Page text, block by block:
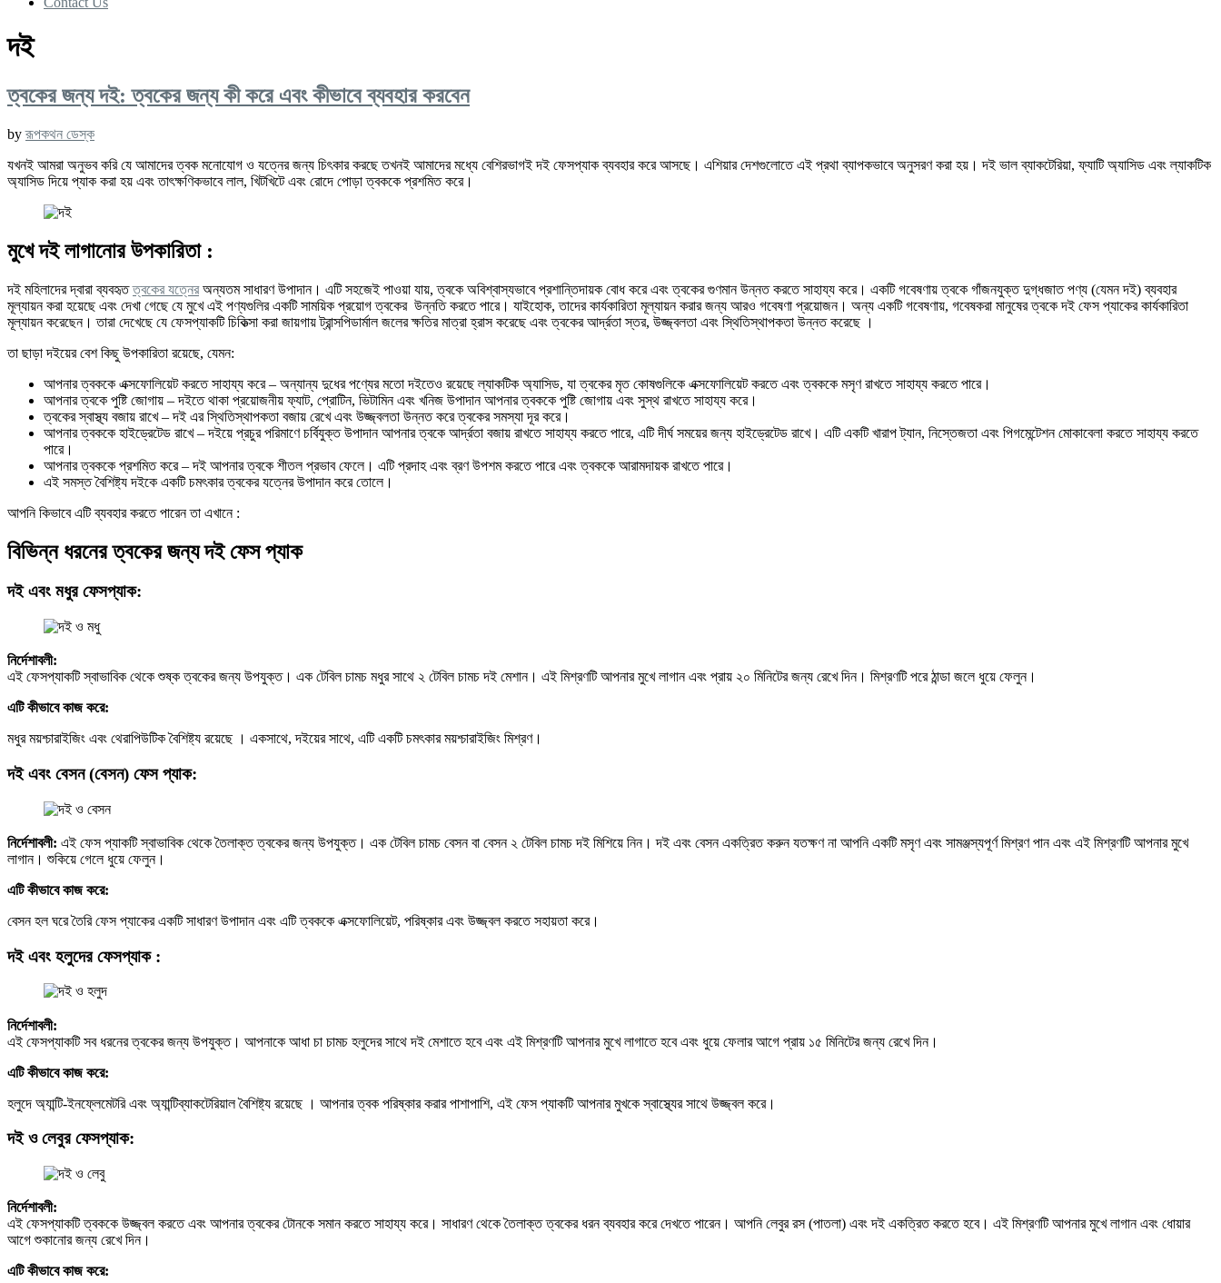
দই
ত্বকের জন্য দই: ত্বকের জন্য কী করে এবং কীভাবে ব্যবহার করবেন
byরূপকথন ডেস্ক
যখনই আমরা অনুভব করি যে আমাদের ত্বক মনোযোগ ও যত্নের জন্য চিৎকার করছে তখনই আমাদের মধ্যে বেশিরভাগই দই ফেসপ্যাক ব্যবহার করে আসছে। এশিয়ার দেশগুলোতে এই প্রথা ব্যাপকভাবে অনুসরণ করা হয়। দই ভাল ব্যাকটেরিয়া, ফ্যাটি অ্যাসিড এবং ল্যাকটিক
অ্যাসিড দিয়ে প্যাক করা হয় এবং তাৎক্ষণিকভাবে লাল, খিটখিটে এবং রোদে পোড়া ত্বককে প্রশমিত করে।
মুখে দই লাগানোর উপকারিতা :
দই মহিলাদের দ্বারা ব্যবহৃতত্বকের যত্নেরঅন্যতম সাধারণ উপাদান। এটি সহজেই পাওয়া যায়, ত্বকে অবিশ্বাস্যভাবে প্রশান্তিদায়ক বোধ করে এবং ত্বকের গুণমান উন্নত করতে সাহায্য করে। একটি গবেষণায় ত্বকে গাঁজনযুক্ত দুগ্ধজাত পণ্য (যেমন দই) ব্যবহার
মূল্যায়ন করা হয়েছে এবং দেখা গেছে যে মুখে এই পণ্যগুলির একটি সাময়িক প্রয়োগ ত্বকের উন্নতি করতে পারে। যাইহোক, তাদের কার্যকারিতা মূল্যায়ন করার জন্য আরও গবেষণা প্রয়োজন। অন্য একটি গবেষণায়, গবেষকরা মানুষের ত্বকে দই ফেস প্যাকের কার্যকারিতা
মূল্যায়ন করেছেন। তারা দেখেছে যে ফেসপ্যাকটি চিকিত্সা করা জায়গায় ট্রান্সপিডার্মাল জলের ক্ষতির মাত্রা হ্রাস করেছে এবং ত্বকের আর্দ্রতা স্তর, উজ্জ্বলতা এবং স্থিতিস্থাপকতা উন্নত করেছে ।
তা ছাড়া দইয়ের বেশ কিছু উপকারিতা রয়েছে, যেমন:
আপনার ত্বককে এক্সফোলিয়েট করতে সাহায্য করে – অন্যান্য দুধের পণ্যের মতো দইতেও রয়েছে ল্যাকটিক অ্যাসিড, যা ত্বকের মৃত কোষগুলিকে এক্সফোলিয়েট করতে এবং ত্বককে মসৃণ রাখতে সাহায্য করতে পারে।
আপনার ত্বকে পুষ্টি জোগায় – দইতে থাকা প্রয়োজনীয় ফ্যাট, প্রোটিন, ভিটামিন এবং খনিজ উপাদান আপনার ত্বককে পুষ্টি জোগায় এবং সুস্থ রাখতে সাহায্য করে।
ত্বকের স্বাস্থ্য বজায় রাখে – দই এর স্থিতিস্থাপকতা বজায় রেখে এবং উজ্জ্বলতা উন্নত করে ত্বকের সমস্যা দূর করে।
আপনার ত্বককে হাইড্রেটেড রাখে – দইয়ে প্রচুর পরিমাণে চর্বিযুক্ত উপাদান আপনার ত্বকে আর্দ্রতা বজায় রাখতে সাহায্য করতে পারে, এটি দীর্ঘ সময়ের জন্য হাইড্রেটেড রাখে। এটি একটি খারাপ ট্যান, নিস্তেজতা এবং পিগমেন্টেশন মোকাবেলা করতে সাহায্য করতে
পারে।
আপনার ত্বককে প্রশমিত করে – দই আপনার ত্বকে শীতল প্রভাব ফেলে। এটি প্রদাহ এবং ব্রণ উপশম করতে পারে এবং ত্বককে আরামদায়ক রাখতে পারে।
এই সমস্ত বৈশিষ্ট্য দইকে একটি চমৎকার ত্বকের যত্নের উপাদান করে তোলে।
আপনি কিভাবে এটি ব্যবহার করতে পারেন তা এখানে :
বিভিন্ন ধরনের ত্বকের জন্য দই ফেস প্যাক
দই এবং মধুর ফেসপ্যাক:
নির্দেশাবলী:
এই ফেসপ্যাকটি স্বাভাবিক থেকে শুষ্ক ত্বকের জন্য উপযুক্ত। এক টেবিল চামচ মধুর সাথে ২ টেবিল চামচ দই মেশান। এই মিশ্রণটি আপনার মুখে লাগান এবং প্রায় ২০ মিনিটের জন্য রেখে দিন। মিশ্রণটি পরে ঠান্ডা জলে ধুয়ে ফেলুন।
এটি কীভাবে কাজ করে:
মধুর ময়শ্চারাইজিং এবং থেরাপিউটিক বৈশিষ্ট্য রয়েছে । একসাথে, দইয়ের সাথে, এটি একটি চমৎকার ময়শ্চারাইজিং মিশ্রণ।
দই এবং বেসন (বেসন) ফেস প্যাক:
নির্দেশাবলী: এই ফেস প্যাকটি স্বাভাবিক থেকে তৈলাক্ত ত্বকের জন্য উপযুক্ত। এক টেবিল চামচ বেসন বা বেসন ২ টেবিল চামচ দই মিশিয়ে নিন। দই এবং বেসন একত্রিত করুন যতক্ষণ না আপনি একটি মসৃণ এবং সামঞ্জস্যপূর্ণ মিশ্রণ পান এবং এই মিশ্রণটি আপনার মুখে
লাগান। শুকিয়ে গেলে ধুয়ে ফেলুন।
এটি কীভাবে কাজ করে:
বেসন হল ঘরে তৈরি ফেস প্যাকের একটি সাধারণ উপাদান এবং এটি ত্বককে এক্সফোলিয়েট, পরিষ্কার এবং উজ্জ্বল করতে সহায়তা করে।
দই এবং হলুদের ফেসপ্যাক :
নির্দেশাবলী:
এই ফেসপ্যাকটি সব ধরনের ত্বকের জন্য উপযুক্ত। আপনাকে আধা চা চামচ হলুদের সাথে দই মেশাতে হবে এবং এই মিশ্রণটি আপনার মুখে লাগাতে হবে এবং ধুয়ে ফেলার আগে প্রায় ১৫ মিনিটের জন্য রেখে দিন।
এটি কীভাবে কাজ করে:
হলুদে অ্যান্টি-ইনফ্লেমেটরি এবং অ্যান্টিব্যাকটেরিয়াল বৈশিষ্ট্য রয়েছে । আপনার ত্বক পরিষ্কার করার পাশাপাশি, এই ফেস প্যাকটি আপনার মুখকে স্বাস্থ্যের সাথে উজ্জ্বল করে।
দই ও লেবুর ফেসপ্যাক:
নির্দেশাবলী:
এই ফেসপ্যাকটি ত্বককে উজ্জ্বল করতে এবং আপনার ত্বকের টোনকে সমান করতে সাহায্য করে। সাধারণ থেকে তৈলাক্ত ত্বকের ধরন ব্যবহার করে দেখতে পারেন। আপনি লেবুর রস (পাতলা) এবং দই একত্রিত করতে হবে। এই মিশ্রণটি আপনার মুখে লাগান এবং ধোয়ার
আগে শুকানোর জন্য রেখে দিন।
এটি কীভাবে কাজ করে: